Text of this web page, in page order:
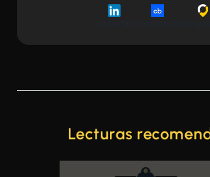
Lecturas